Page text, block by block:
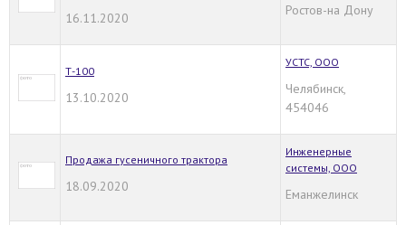
16.11.2020 Ростов-на Дону
Т-100
13.10.2020
УСТС, ООО
Челябинск,
454046
Продажа гусеничного трактора
18.09.2020
Инженерные
системы, ООО
Еманжелинск